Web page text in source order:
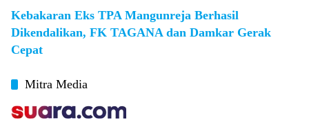
Kebakaran Eks TPA Mangunreja Berhasil
Dikendalikan, FK TAGANA dan Damkar Gerak
Cepat
Mitra Media